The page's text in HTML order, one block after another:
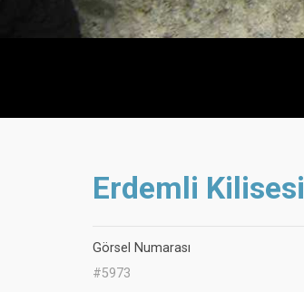
Erdemli Kilisesi
Görsel Numarası
#5973